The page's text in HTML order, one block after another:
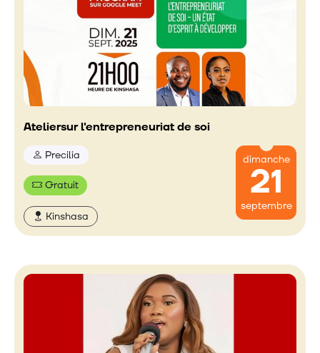
Ateliersur l'entrepreneuriat de soi
Precilia
Gratuit
Kinshasa
dimanche
21
septembre